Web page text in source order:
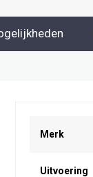
informatie
Merk
Uitvoering